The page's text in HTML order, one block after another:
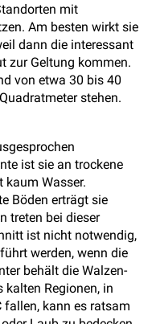
mit
Am besten wirkt sie
dann die interessant
zur Geltung kommen.
von etwa 30 bis 40
stehen.
ist sie an trockene
Wasser.
Böden erträgt sie
treten bei dieser
ist nicht notwendig,
werden, wenn die
behält die Walzen-
Regionen, in
fallen, kann es ratsam